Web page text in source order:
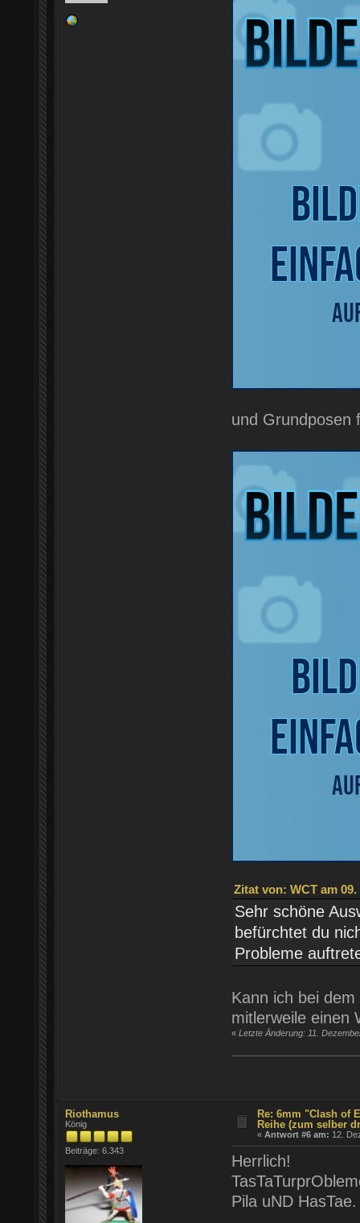
und Grundposen
Zitat von: WCT am
Sehr schöne
befürchtet du
Probleme
Kann ich bei
mitlerweile einen
« Letzte Änderung: 11.
Riothamus
König
Beiträge: 6.343
Re: 6mm "Clash of
Reihe (zum selber
«Antwort #6 am: 12.
Herrlich!
Pila uND